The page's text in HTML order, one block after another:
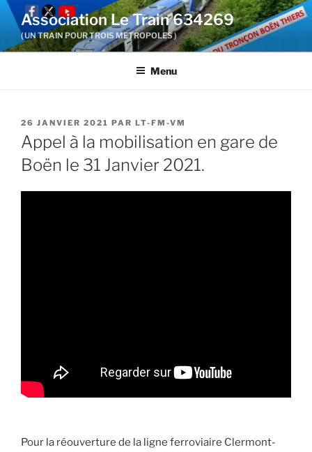
Aller
contenu
Association Le Train 634269
( UN TRAIN POUR TROIS METROPOLES )
Menu
PUBLIÉ
LE
26 JANVIER 2021 PAR LT-FM-VM
Appel à la mobilisation en gare de
Boën le 31 Janvier 2021.
Pour la réouverture de la ligne ferroviaire Clermont-